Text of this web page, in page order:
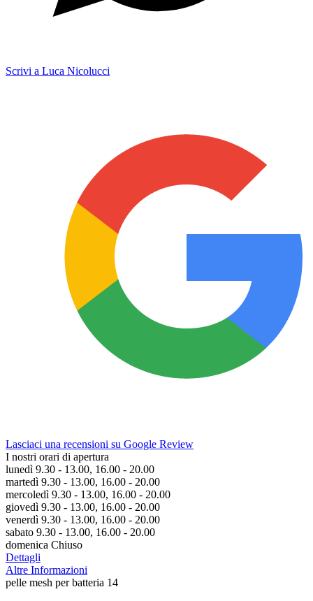
Scrivi a Luca Nicolucci
Lasciaci una recensioni su Google Review
I nostri orari di apertura
lunedì 9.30 - 13.00, 16.00 - 20.00
martedì 9.30 - 13.00, 16.00 - 20.00
mercoledì 9.30 - 13.00, 16.00 - 20.00
giovedì 9.30 - 13.00, 16.00 - 20.00
venerdì 9.30 - 13.00, 16.00 - 20.00
sabato 9.30 - 13.00, 16.00 - 20.00
domenica Chiuso
Dettagli
Altre Informazioni
pelle mesh per batteria 14